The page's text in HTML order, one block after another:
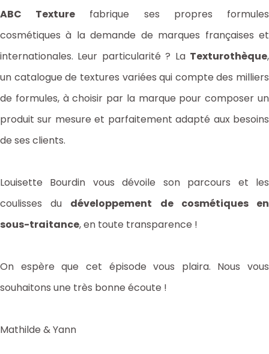
ABC Texture fabrique ses propres formules
cosmétiques à la demande de marques françaises et
internationales. Leur particularité ? La Texturothèque,
un catalogue de textures variées qui compte des milliers
de formules, à choisir par la marque pour composer un
produit sur mesure et parfaitement adapté aux besoins
de ses clients.
Louisette Bourdin vous dévoile son parcours et les
coulisses du développement de cosmétiques en
sous-traitance, en toute transparence !
On espère que cet épisode vous plaira. Nous vous
souhaitons une très bonne écoute !
Mathilde & Yann